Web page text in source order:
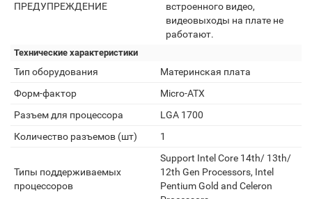
ПРЕДУПРЕЖДЕНИЕ
встроенного видео,
видеовыходы на плате не
работают.
Технические характеристики
Тип оборудования
Материнская плата
Форм-фактор
Micro-ATX
Разъем для процессора
LGA 1700
Количество разъемов (шт)
1
Типы поддерживаемых
процессоров
Support Intel Core 14th/ 13th/
12th Gen Processors, Intel
Pentium Gold and Celeron